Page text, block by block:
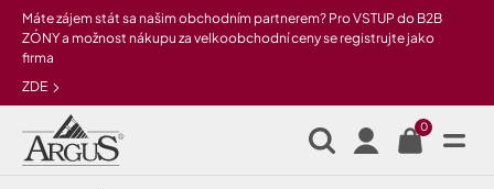
Přeskočit na hlavní obsah
Máte zájem stát sa našim obchodním partnerem? Pro VSTUP do B2B
ZÓNY a možnost nákupu za velkoobchodní ceny se registrujte jako
firma
ZDE
0